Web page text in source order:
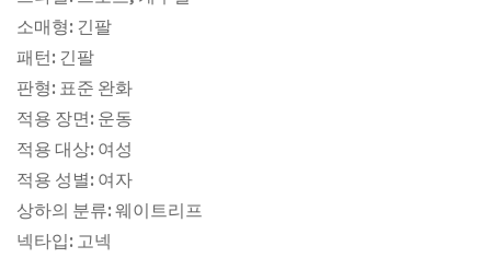
소매형: 긴팔
패턴: 긴팔
판형: 표준 완화
적용 장면: 운동
적용 대상: 여성
적용 성별: 여자
상하의 분류: 웨이트리프
넥타입: 고넥